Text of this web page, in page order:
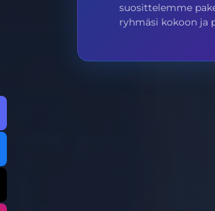
suosittelemme
ryhmäsi kokoon ja